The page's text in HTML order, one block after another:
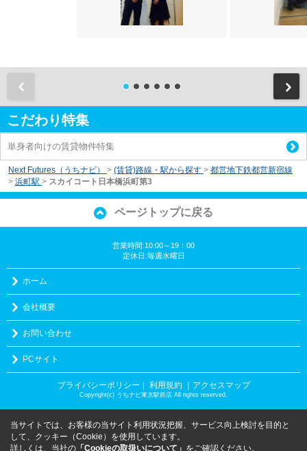
こだわり特集
単身者向けの賃貸物件特集
Next Futures（うちナビ） > (賃貸)路線・駅から探す > 都営地下鉄都営新宿線
> 浜町駅 > スカイコート日本橋浜町第3
ページトップに戻る
営業時間:10:00～19：00
定休日:毎週水曜日
ホーム
会社概要
お問い合わせ
PCサイト
プライバシーポリシー 利用規約 ｜アクセスマップ
Copyright(c) うちナビ東京駅前店 All rights reserved.
当サイトでは、お客様の当サイト利用状況把握、サービス向上検討を目的と
して、クッキー（Cookie）を使用しています。
詳しくは、当社の 「Cookieの取扱いについて」 をご確認ください。